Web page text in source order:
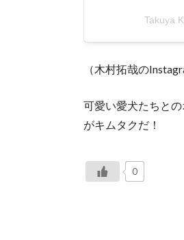
Takuya
（木村拓哉の
可愛い愛犬たちと
がキムタクだ！
0